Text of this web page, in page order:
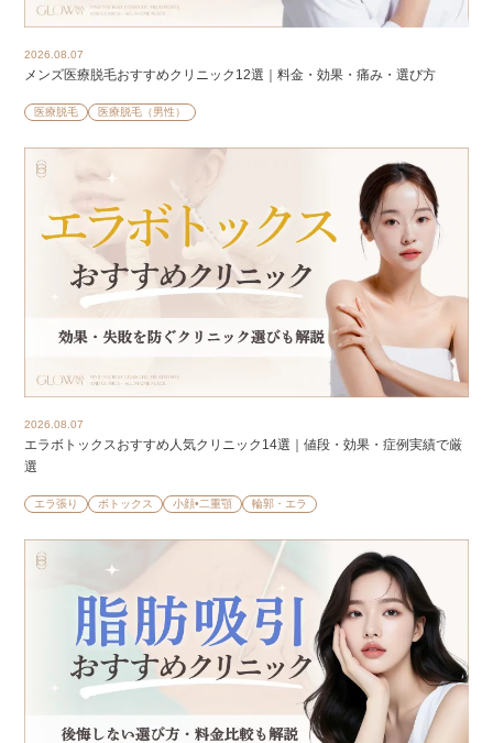
2026.08.07
メンズ医療脱毛おすすめクリニック12選｜料金・効果・痛み・選び方
医療脱毛 医療脱毛（男性）
2026.08.07
エラボトックスおすすめ人気クリニック14選｜値段・効果・症例実績で厳
選
エラ張り ボトックス 小顔•二重顎 輪郭・エラ